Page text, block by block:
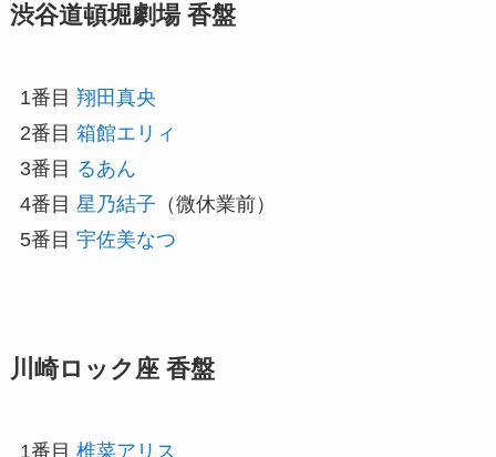
渋谷道頓堀劇場 香盤
1番目 翔田真央
2番目 箱館エリィ
3番目 るあん
4番目 星乃結子 （微休業前）
5番目 宇佐美なつ
川崎ロック座 香盤
1番目 椎菜アリス